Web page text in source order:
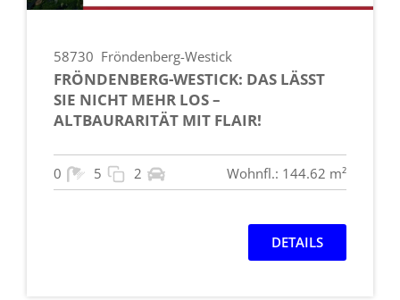
58730 Fröndenberg-Westick
FRÖNDENBERG-WESTICK: DAS LÄSST
SIE NICHT MEHR LOS –
ALTBAURARITÄT MIT FLAIR!
0 5 2 Wohnfl.: 144.62 m²
DETAILS